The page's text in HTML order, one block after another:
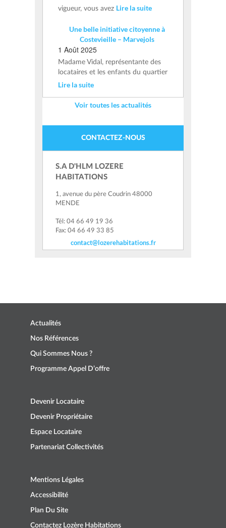
vigueur, vous avez Lire la suite
Une belle initiative citoyenne à
Costevieille – Marvejols
1 Août 2025
Madame Vidal, représentante des
locataires et les enfants du quartier
Lire la suite
Voir toutes les actualités
CONTACTEZ-NOUS
S.A D'HLM LOZERE
HABITATIONS
1, avenue du père Coudrin 48000
MENDE
Tél: 04 66 49 19 36
Fax: 04 66 49 33 85
contact@lozerehabitations.fr
Actualités
Nos Références
Qui Sommes Nous ?
Programme Appel D’offre
Devenir Locataire
Devenir Propriétaire
Espace Locataire
Partenariat Collectivités
Mentions Légales
Accessibilité
Plan Du Site
Contactez Lozère Habitations